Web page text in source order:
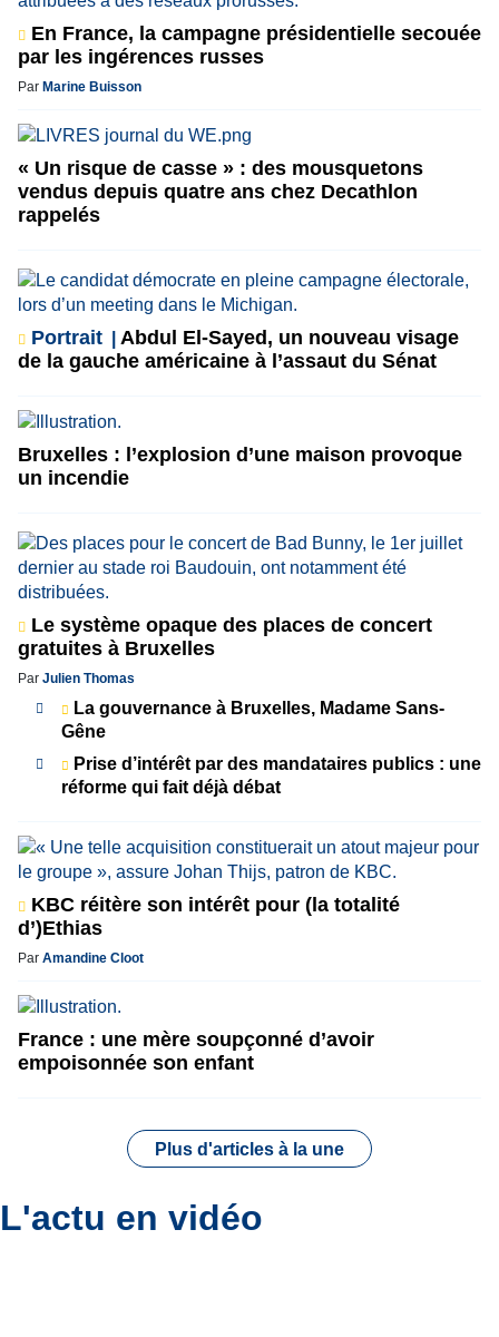
En France, la campagne présidentielle secouée
par les ingérences russes
Par Marine Buisson
« Un risque de casse » : des mousquetons
vendus depuis quatre ans chez Decathlon
rappelés
Portrait
Abdul El-Sayed, un nouveau visage
de la gauche américaine à l’assaut du Sénat
Bruxelles : l’explosion d’une maison provoque
un incendie
Le système opaque des places de concert
gratuites à Bruxelles
Par Julien Thomas
La gouvernance à Bruxelles, Madame Sans-
Gêne
Prise d’intérêt par des mandataires publics : une
réforme qui fait déjà débat
KBC réitère son intérêt pour (la totalité
d’)Ethias
Par Amandine Cloot
France : une mère soupçonné d’avoir
empoisonnée son enfant
Plus d'articles à la une
L'actu en vidéo